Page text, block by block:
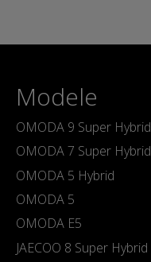
Modele
OMODA 9 Super Hybrid
OMODA 7 Super Hybrid
OMODA 5 Hybrid
OMODA 5
OMODA E5
JAECOO 8 Super Hybrid